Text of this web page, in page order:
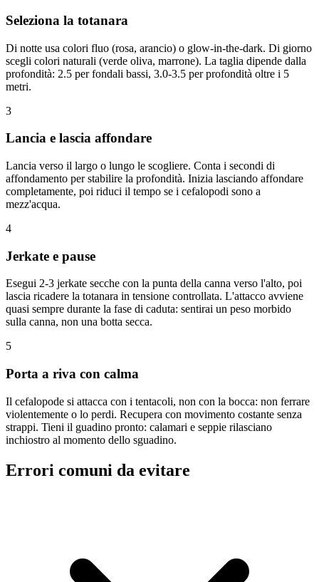
Seleziona la totanara
Di notte usa colori fluo (rosa, arancio) o glow-in-the-dark. Di giorno
scegli colori naturali (verde oliva, marrone). La taglia dipende dalla
profondità: 2.5 per fondali bassi, 3.0-3.5 per profondità oltre i 5
metri.
3
Lancia e lascia affondare
Lancia verso il largo o lungo le scogliere. Conta i secondi di
affondamento per stabilire la profondità. Inizia lasciando affondare
completamente, poi riduci il tempo se i cefalopodi sono a
mezz'acqua.
4
Jerkate e pause
Esegui 2-3 jerkate secche con la punta della canna verso l'alto, poi
lascia ricadere la totanara in tensione controllata. L'attacco avviene
quasi sempre durante la fase di caduta: sentirai un peso morbido
sulla canna, non una botta secca.
5
Porta a riva con calma
Il cefalopode si attacca con i tentacoli, non con la bocca: non ferrare
violentemente o lo perdi. Recupera con movimento costante senza
strappi. Tieni il guadino pronto: calamari e seppie rilasciano
inchiostro al momento dello sguadino.
Errori comuni da evitare